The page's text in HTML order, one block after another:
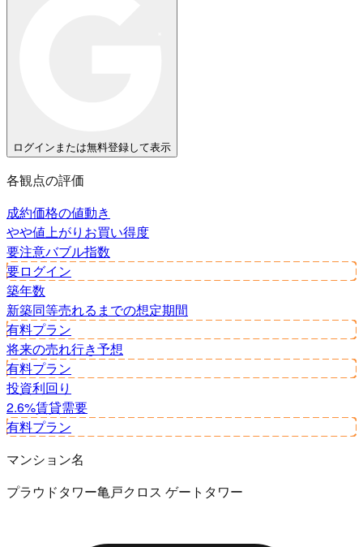
ログインまたは無料登録して表示
各観点の評価
成約価格の値動き
やや値上がり お買い得度
要注意バブル指数
要ログイン
築年数
新築同等売れるまでの想定期間
有料プラン
将来の売れ行き予想
有料プラン
投資利回り
2.6%賃貸需要
有料プラン
マンション名
プラウドタワー亀戸クロス ゲートタワー